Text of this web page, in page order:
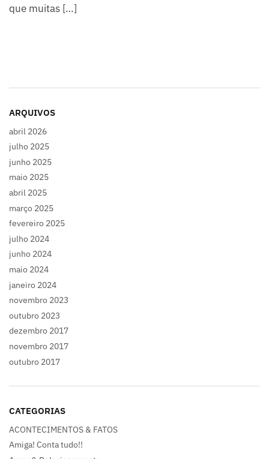
que muitas […]
ARQUIVOS
abril 2026
julho 2025
junho 2025
maio 2025
abril 2025
março 2025
fevereiro 2025
julho 2024
junho 2024
maio 2024
janeiro 2024
novembro 2023
outubro 2023
dezembro 2017
novembro 2017
outubro 2017
CATEGORIAS
ACONTECIMENTOS & FATOS
Amiga! Conta tudo!!